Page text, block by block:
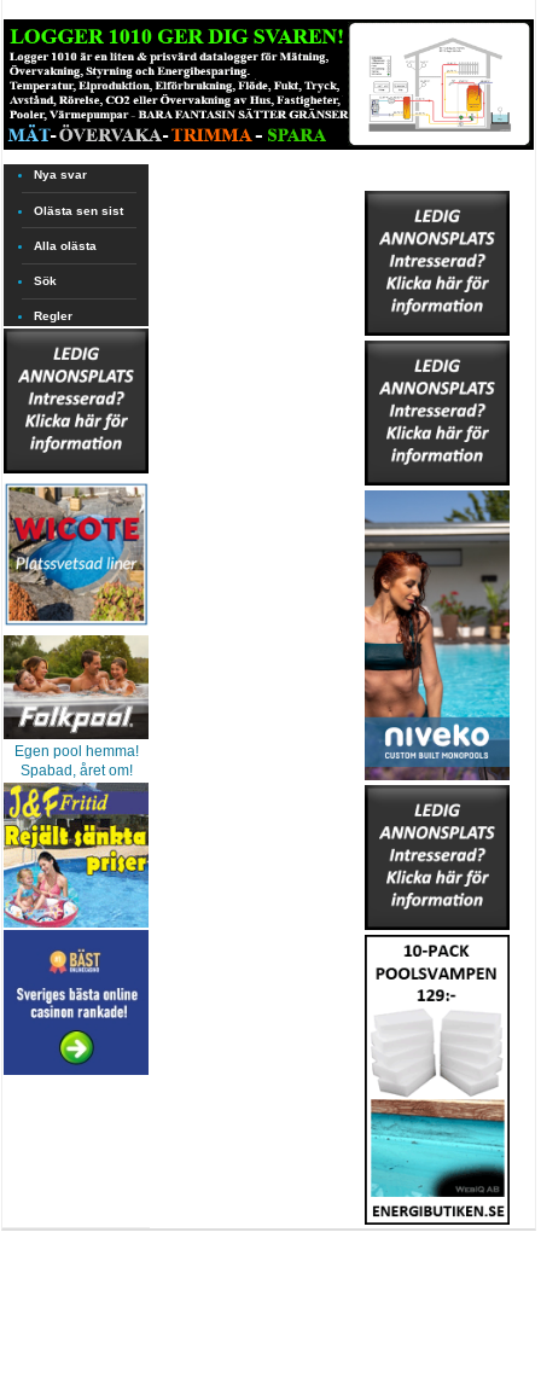
Nya svar
Olästa sen sist
Alla olästa
Sök
Regler
Egen pool hemma!
Spabad, året om!